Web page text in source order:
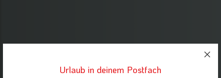
Urlaub in deinem Postfach